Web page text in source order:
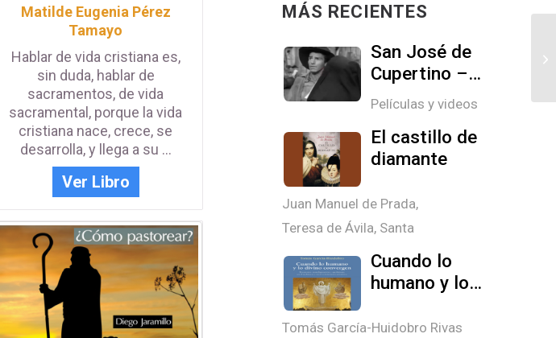
Matilde Eugenia Pérez
Tamayo
Hablar de vida cristiana es,
sin duda, hablar de
sacramentos, de vida
sacramental, porque la vida
cristiana nace, crece, se
desarrolla, y llega a su ...
Ver Libro
MÁS RECIENTES
San José de
Cupertino –
Película
Completa en
Español
Películas y videos
El castillo de
diamante
Juan Manuel de Prada,
Teresa de Ávila, Santa
Cuando lo
humano y lo
convergen
Tomás García-Huidobro Rivas